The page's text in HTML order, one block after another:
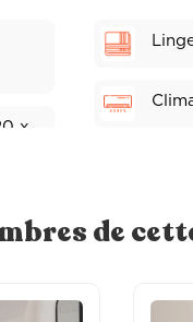
x
de